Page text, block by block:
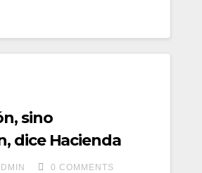
sino
dice Hacienda
0 COMMENTS